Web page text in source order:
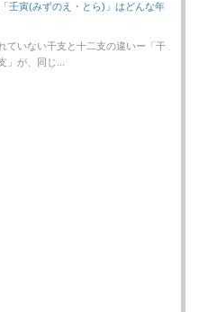
壬寅(みずのえ・とら)」はどんな年
ていない干支と十二支の違いー「干
」が、同じ...